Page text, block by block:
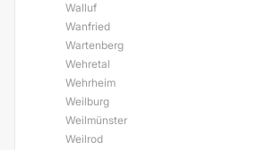
Walluf
Wanfried
Wartenberg
Wehretal
Wehrheim
Weilburg
Weilmünster
Weilrod